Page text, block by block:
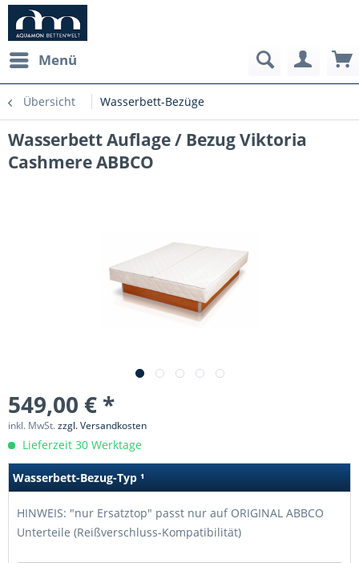
Menü
Übersicht Wasserbett-Bezüge
Wasserbett Auflage / Bezug Viktoria
Cashmere ABBCO
549,00 € *
inkl. MwSt.zzgl. Versandkosten
Lieferzeit 30 Werktage
Wasserbett-Bezug-Typ ¹
HINWEIS: "nur Ersatztop" passt nur auf ORIGINAL ABBCO
Unterteile (Reißverschluss-Kompatibilität)